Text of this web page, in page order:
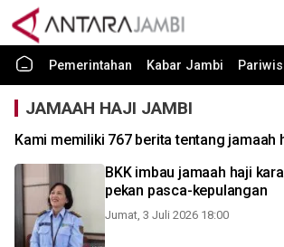
Pemerintahan Kabar Jambi
JAMAAH HAJI JAMBI
Kami memiliki 767 berita tentang jamaah
BKK imbau jamaah haji
pekan pasca-kepulangan
Jumat, 3 Juli 2026 18:00